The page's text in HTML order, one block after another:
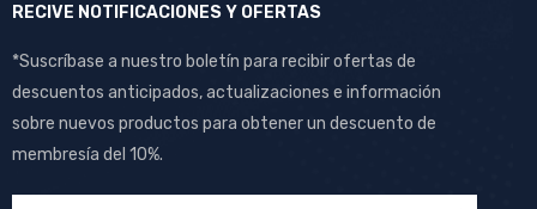
RECIVE NOTIFICACIONES Y OFERTAS
*Suscríbase a nuestro boletín para recibir ofertas de
descuentos anticipados, actualizaciones e información
sobre nuevos productos para obtener un descuento de
membresía del 10%.